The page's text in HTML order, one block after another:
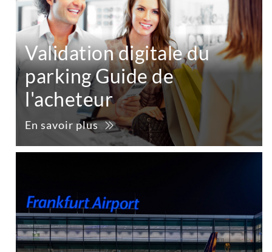
Validation digitale du
parking Guide de
l'acheteur
En savoir plus